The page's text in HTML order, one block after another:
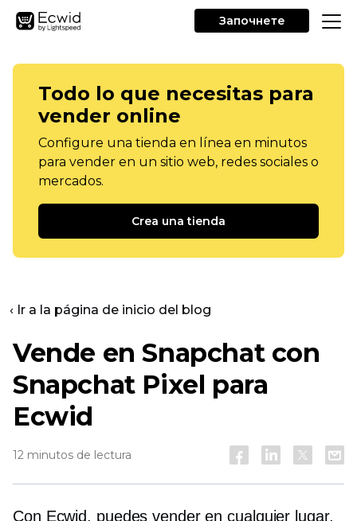
Започнете
Todo lo que necesitas para
vender online
Configure una tienda en línea en minutos
para vender en un sitio web, redes sociales o
mercados.
Crea una tienda
‹ Ir a la página de inicio del blog
Vende en Snapchat con
Snapchat Pixel para
Ecwid
12 minutos de lectura
Con Ecwid, puedes vender en cualquier lugar,